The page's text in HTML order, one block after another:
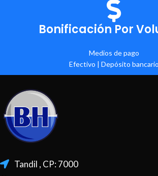
Bonificación Por
Medios de pago
Efectivo | Depósito bancario
Tandil , CP: 7000